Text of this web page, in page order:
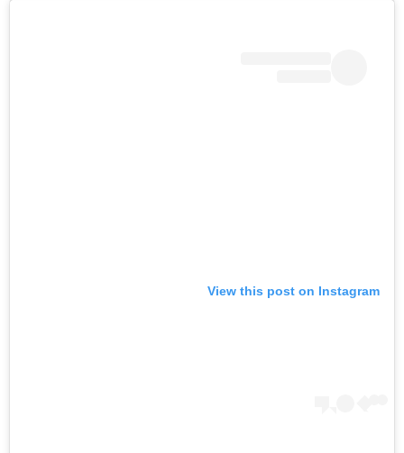
View this post on Instagram